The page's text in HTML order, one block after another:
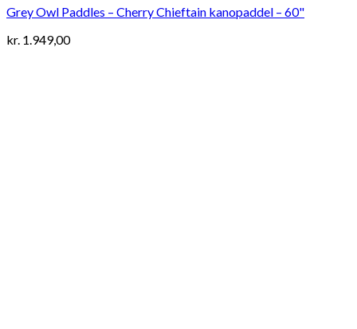
Grey Owl Paddles – Cherry Chieftain kanopaddel – 60"
kr. 1.949,00